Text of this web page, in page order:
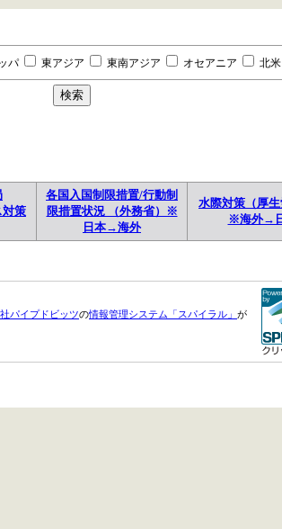
パ 東アジア 東南アジア オセアニア 北米
対策
各国入国制限措置/行動制
限措置状況 （外務省）※
日本→海外
水際対策（厚生
※海外→
パイプドビッツの情報管理システム「スパイラル」 が